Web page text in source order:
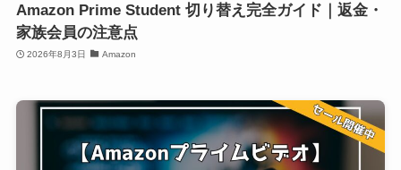
Amazon Prime Student 切り替え完全ガイド｜返金・
家族会員の注意点
2026年8月3日 Amazon